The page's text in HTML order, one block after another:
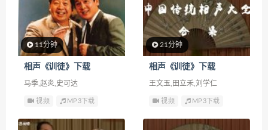
11分钟
相声《训徒》下载
马季,赵炎,史可达
视频 MP3下载
21分钟
相声《训徒》下载
王文玉,田立禾,刘学仁
视频 MP3下载